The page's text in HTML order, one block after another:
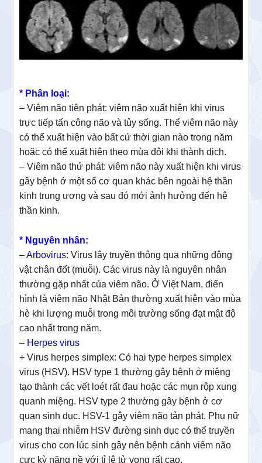
* Phân loại:
– Viêm não tiên phát: viêm não xuất hiện khi virus
trực tiếp tấn công não và tủy sống. Thể viêm não này
có thể xuất hiện vào bất cứ thời gian nào trong năm
hoặc có thể xuất hiện theo mùa đôi khi thành dịch.
– Viêm não thứ phát: viêm não này xuất hiện khi virus
gây bệnh ở một số cơ quan khác bên ngoài hệ thần
kinh trung ương và sau đó mới ảnh hưởng đến hệ
thần kinh.
* Nguyên nhân:
– Arbovirus: Virus lây truyền thông qua những động
vật chân đốt (muỗi). Các virus này là nguyên nhân
thường gặp nhất của viêm não. Ở Việt Nam, điển
hình là viêm não Nhật Bản thường xuất hiện vào mùa
hè khi lượng muỗi trong môi trường sống đạt mật độ
cao nhất trong năm.
– Herpes virus
+ Virus herpes simplex: Có hai type herpes simplex
virus (HSV). HSV type 1 thường gây bệnh ở miệng
tạo thành các vết loét rất đau hoặc các mụn rộp xung
quanh miệng. HSV type 2 thường gây bệnh ở cơ
quan sinh dục. HSV-1 gây viêm não tản phát. Phụ nữ
mang thai nhiễm HSV đường sinh dục có thể truyền
virus cho con lúc sinh gây nên bệnh cảnh viêm não
cực kỳ nặng nề với tỉ lệ tử vong rất cao.